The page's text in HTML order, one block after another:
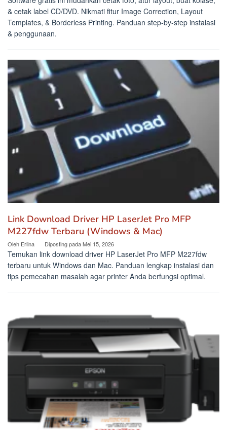
& cetak label CD/DVD. Nikmati fitur Image Correction, Layout
Templates, & Borderless Printing. Panduan step-by-step instalasi
& penggunaan.
Link Download Driver HP LaserJet Pro MFP
M227fdw Terbaru (Windows & Mac)
Oleh Erlina Diposting padaMei 15, 2026
Temukan link download driver HP LaserJet Pro MFP M227fdw
terbaru untuk Windows dan Mac. Panduan lengkap instalasi dan
tips pemecahan masalah agar printer Anda berfungsi optimal.